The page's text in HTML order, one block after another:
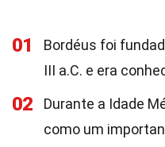
01
Bordéus foi
III a.C. e era
02
Durante a Idade
como um